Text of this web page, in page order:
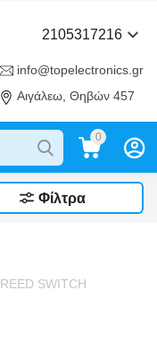
2105317216
info@topelectronics.gr
Αιγάλεω, Θηβών 457
0
Φίλτρα
REED SWITCH